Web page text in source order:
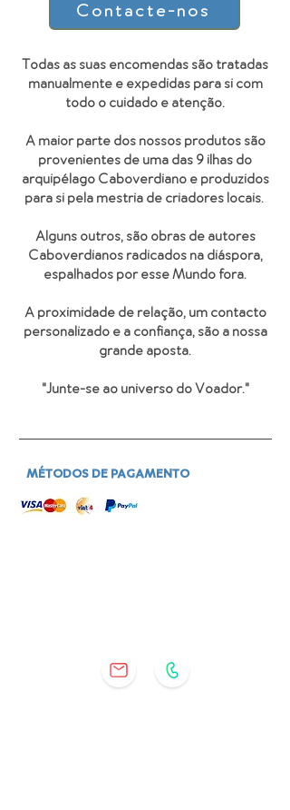
Contacte-nos
Todas as suas encomendas são tratadas
manualmente e expedidas para si com
todo o cuidado e atenção.
A maior parte dos nossos produtos são
provenientes de uma das 9 ilhas do
arquipélago Caboverdiano e produzidos
para si pela mestria de criadores locais.
Alguns outros, são obras de autores
Caboverdianos radicados na diáspora,
espalhados por esse Mundo fora.
A proximidade de relação, um contacto
personalizado e a confiança, são a nossa
grande aposta.
"Junte-se ao universo do Voador."
MÉTODOS DE PAGAMENTO